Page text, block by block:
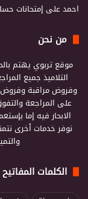
احمدعلى إمتحانات
من نحن
موقع تربوي يهتم
التلاميذ جميع
وفروض مراقبة وفروض
على المراجعة
الابحار فيه إما
نوفر خدمات أخرى
الكلمات المفاتيح